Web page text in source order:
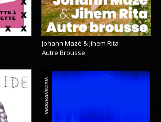
Johann Mazé & Jihem Rita
Autre Brousse